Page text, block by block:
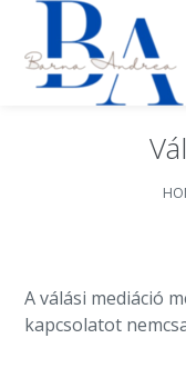
A válási mediáció
kapcsolatot